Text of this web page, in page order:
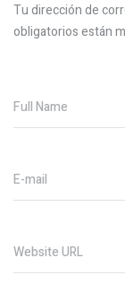
Tu dirección de
obligatorios están
Full Name
E-mail
Website URL